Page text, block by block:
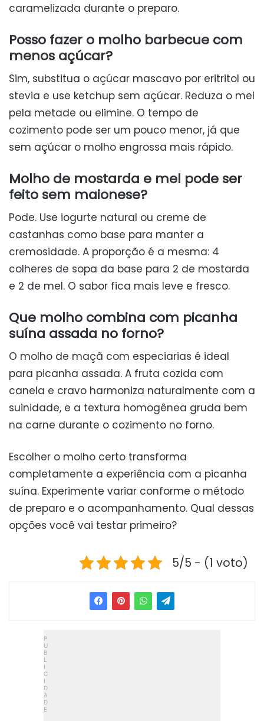
caramelizada durante o preparo.
Posso fazer o molho barbecue com
menos açúcar?
Sim, substitua o açúcar mascavo por eritritol ou
stevia e use ketchup sem açúcar. Reduza o mel
pela metade ou elimine. O tempo de
cozimento pode ser um pouco menor, já que
sem açúcar o molho engrossa mais rápido.
Molho de mostarda e mel pode ser
feito sem maionese?
Pode. Use iogurte natural ou creme de
castanhas como base para manter a
cremosidade. A proporção é a mesma: 4
colheres de sopa da base para 2 de mostarda
e 2 de mel. O sabor fica mais leve e fresco.
Que molho combina com picanha
suína assada no forno?
O molho de maçã com especiarias é ideal
para picanha assada. A fruta cozida com
canela e cravo harmoniza naturalmente com a
suinidade, e a textura homogênea gruda bem
na carne durante o cozimento no forno.
Escolher o molho certo transforma
completamente a experiência com a picanha
suína. Experimente variar conforme o método
de preparo e o acompanhamento. Qual dessas
opções você vai testar primeiro?
5/5 - (1 voto)